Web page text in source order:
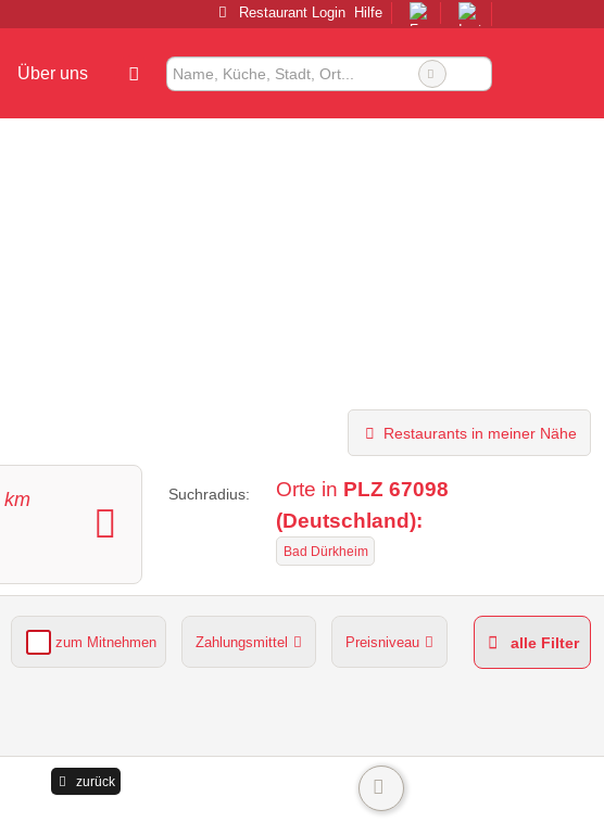
Restaurant Login Hilfe
Über uns
Restaurants in meiner Nähe
km Suchradius: Orte in PLZ 67098
(Deutschland):
Bad Dürkheim
zum Mitnehmen Zahlungsmittel Preisniveau alle Filter
zurück